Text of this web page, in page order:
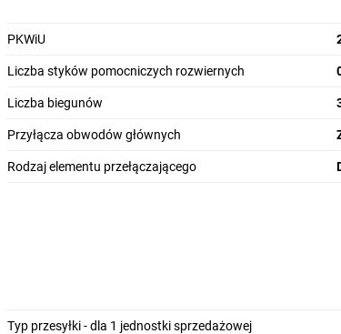
PKWiU
Liczba styków pomocniczych rozwiernych
Liczba biegunów
Przyłącza obwodów głównych
Rodzaj elementu przełączającego
Typ przesyłki - dla 1 jednostki sprzedażowej